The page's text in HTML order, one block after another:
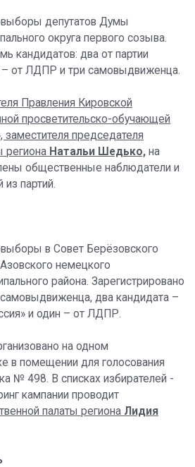
депутатов Думы
округа первого созыва.
кандидатов: два от партии
– от ЛДПР и три самовыдвиженца.
Правления Кировской
просветительско-обучающей
заместителя председателя
региона Натальи Шедько, на
общественные наблюдатели и
партий.
в Совет Берёзовского
немецкого
района. Зарегистрировано
два кандидата –
и один – от ЛДПР.
на одном
в помещении для голосования
№ 498. В списках избирателей -
кампании проводит
палаты региона Лидия